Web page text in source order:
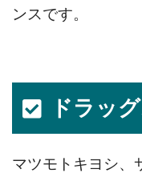
ンスです。
ドラッ
マツモトキヨシ、